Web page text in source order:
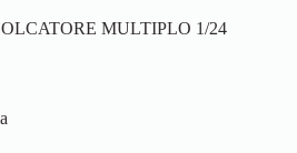
MULTIPLO 1/24